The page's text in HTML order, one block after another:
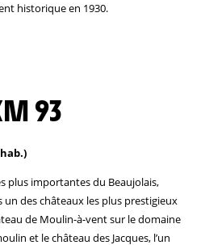
historique en 1930.
93
plus importantes du Beaujolais,
des châteaux les plus prestigieux
de Moulin-à-vent sur le domaine
et le château des Jacques, l’un